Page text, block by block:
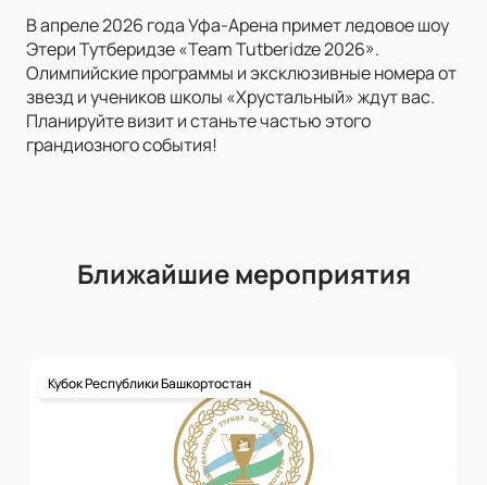
В апреле 2026 года Уфа-Арена примет ледовое шоу
Этери Тутберидзе «Team Tutberidze 2026».
Олимпийские программы и эксклюзивные номера от
звезд и учеников школы «Хрустальный» ждут вас.
Планируйте визит и станьте частью этого
грандиозного события!
Ближайшие мероприятия
Кубок Республики Башкортостан